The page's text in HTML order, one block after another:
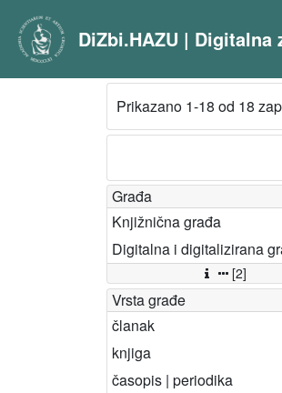
DiZbi.HAZU |
Prikazano 1-18 od 18
Građa
Knjižnična građa
Digitalna i digitalizirana
[2]
Vrsta građe
članak
knjiga
časopis | periodika